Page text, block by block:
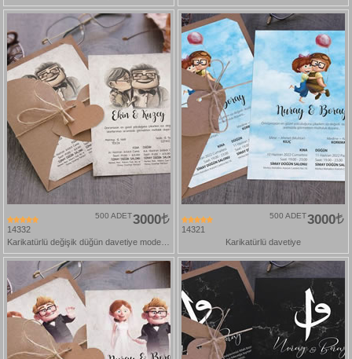
14332
3000
500 ADET
14321
3000
500 ADET
Karikatürlü davetiye